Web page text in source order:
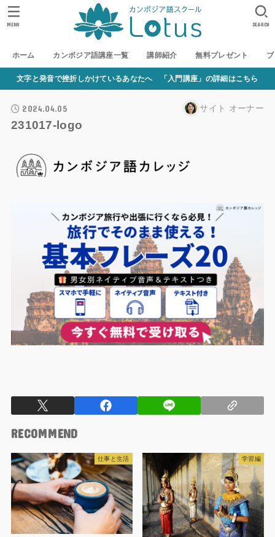
ホーム カンボジア語講座一覧 講師紹介 無料プレゼント
SEARCH
MENU
文字と発音で挫折しかけているあなたへ 「入門講座」の詳細はこちら
2024.04.05 サイト オーナー
231017-logo
RECOMMEND
仕事と生活 学習編